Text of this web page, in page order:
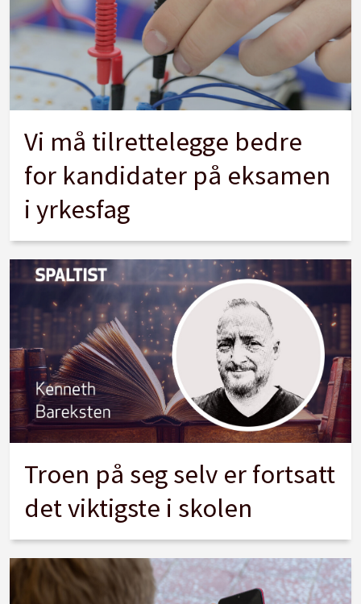
Vi må tilrettelegge bedre
for kandidater på eksamen
i yrkesfag
Troen på seg selv er fortsatt
det viktigste i skolen